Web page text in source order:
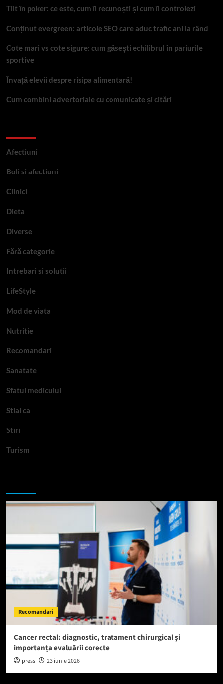
Tilt în poker: ce este, cum îl recunoști și cum îl controlezi
Conținut evergreen: articole SEO care aduc trafic ani la rând
Cote mari vs cote sigure: cum găsești echilibrul în pariurile
sportive
Învață elevii despre risipa alimentară!
Cum combini advertoriale cu comunicate și citări
Afectiuni
Boli si afectiuni
Clinici
Dieta
Diverse
Fără categorie
Intrebari si solutii
LifeStyle
Mod de viata
Nutritie
Recomandari
Sanatate
Sfatul medicului
Stiai ca
Stiri
Turism
Recomandari
Cancer rectal: diagnostic, tratament chirurgical și
importanța evaluării corecte
press 23 iunie 2026